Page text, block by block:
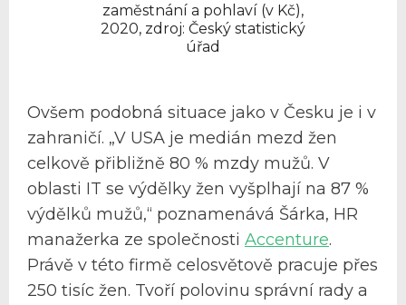
zaměstnání a pohlaví (v Kč),
2020, zdroj: Český statistický
úřad
Ovšem podobná situace jako v Česku je i v
zahraničí. „V USA je medián mezd žen
celkově přibližně 80 % mzdy mužů. V
oblasti IT se výdělky žen vyšplhají na 87 %
výdělků mužů,“ poznamenává Šárka, HR
manažerka ze společnosti Accenture.
Právě v této firmě celosvětově pracuje přes
250 tisíc žen. Tvoří polovinu správní rady a